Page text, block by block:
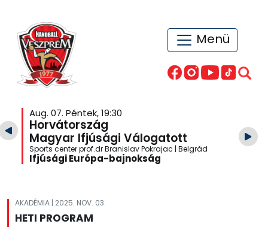
Menü
Aug. 07. Péntek, 19:30
Horvátország
Magyar Ifjúsági Válogatott
Sports center prof.dr Branislav Pokrajac | Belgrád
Ifjúsági Európa-bajnokság
AKADÉMIA | 2025. NOV. 03.
HETI PROGRAM